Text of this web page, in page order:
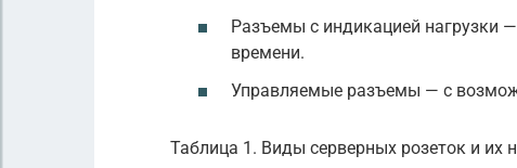
Разъемы с индикацией нагрузки
времени.
Управляемые разъемы — с
Таблица 1. Виды серверных розеток и их